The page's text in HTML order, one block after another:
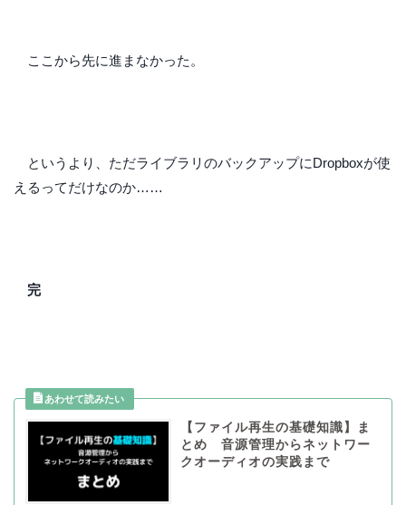
ここから先に進まなかった。
というより、ただライブラリのバックアップにDropboxが使
えるってだけなのか……
完
【ファイル再生の基礎知識】ま
とめ 音源管理からネットワー
クオーディオの実践まで